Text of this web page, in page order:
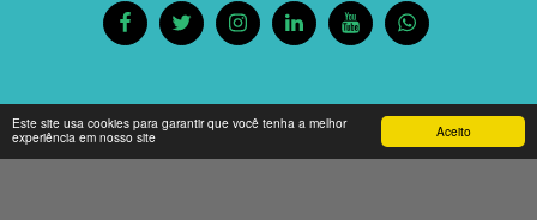
Aceito
Este site usa cookies para garantir que você tenha a melhor
experiência em nosso site